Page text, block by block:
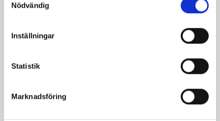
Nödvändig
Inställningar
Statistik
Marknadsföring
Pasta med ärtor och
Pasta med kyckling,